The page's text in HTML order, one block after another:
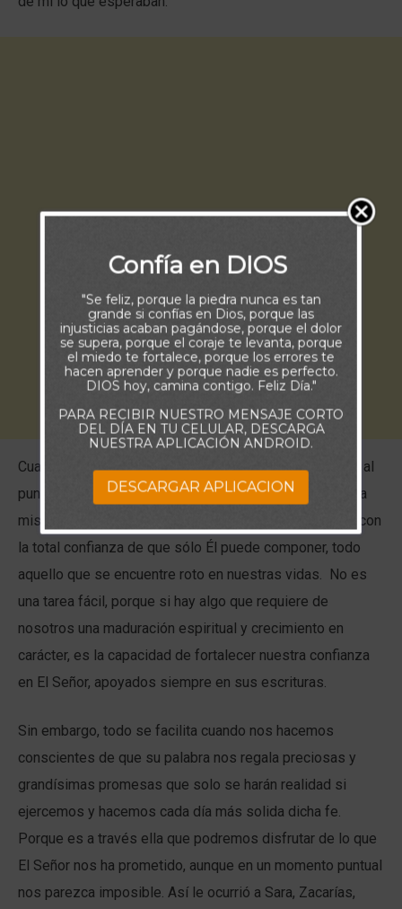
Cuando caminamos por fe, pienso que debemos llegar al
punto de presentar ante Dios nuestros problemas, de la
misma manera como lo hacían los pequeños alumnos, con
la total confianza de que sólo Él puede componer, todo
aquello que se encuentre roto en nuestras vidas. No es
una tarea fácil, porque si hay algo que requiere de
nosotros una maduración espiritual y crecimiento en
carácter, es la capacidad de fortalecer nuestra confianza
en El Señor, apoyados siempre en sus escrituras.
Sin embargo, todo se facilita cuando nos hacemos
conscientes de que su palabra nos regala preciosas y
grandísimas promesas que solo se harán realidad si
ejercemos y hacemos cada día más solida dicha fe.
Porque es a través ella que podremos disfrutar de lo que
El Señor nos ha prometido, aunque en un momento puntual
nos parezca imposible. Así le ocurrió a Sara, Zacarías,
Confía en DIOS
"Se feliz, porque la piedra nunca es tan
grande si confías en Dios, porque las
injusticias acaban pagándose, porque el dolor
se supera, porque el coraje te levanta, porque
el miedo te fortalece, porque los errores te
hacen aprender y porque nadie es perfecto.
DIOS hoy, camina contigo. Feliz Día."
PARA RECIBIR NUESTRO MENSAJE CORTO
DEL DÍA EN TU CELULAR, DESCARGA
NUESTRA APLICACIÓN ANDROID.
DESCARGAR APLICACION